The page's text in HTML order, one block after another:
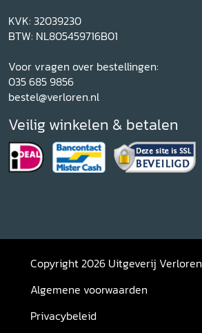
KVK: 32039230
BTW: NL805459716B01
Voor vragen over bestellingen:
035 685 9856
bestel@verloren.nl
Veilig winkelen & betalen
Copyright 2026 Uitgeverij Verloren
Algemene voorwaarden
Privacybeleid